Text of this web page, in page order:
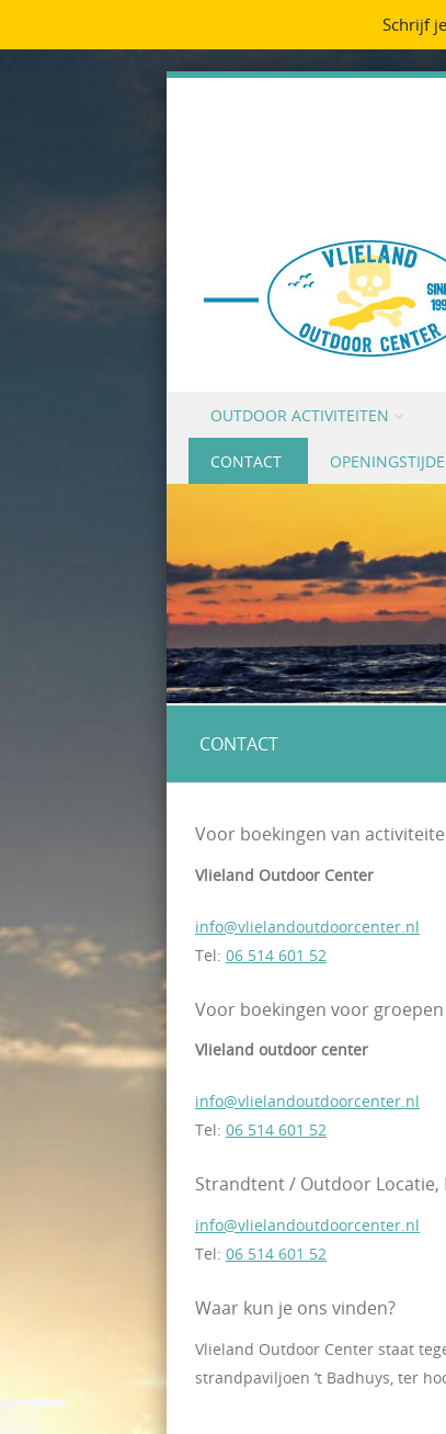
Menu
Skip to content
OUTDOOR ACTIVITEITEN
CONTACT
CONTACT
Voor boekingen van
Vlieland Outdoor Center
info@vlielandoutdoorcenter.nl
Tel: 06 514 601 52
Voor boekingen voor
Vlieland outdoor center
info@vlielandoutdoorcenter.nl
Tel: 06 514 601 52
Strandtent / Outdoor Locatie,
info@vlielandoutdoorcenter.nl
Tel: 06 514 601 52
Waar kun je ons vinden?
Vlieland Outdoor Center staat
strandpaviljoen ’t Badhuys, ter
Schrijf